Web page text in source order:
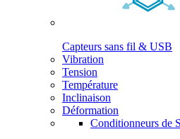
Capteurs sans fil & USB
Vibration
Tension
Température
Inclinaison
Déformation
Conditionneurs de